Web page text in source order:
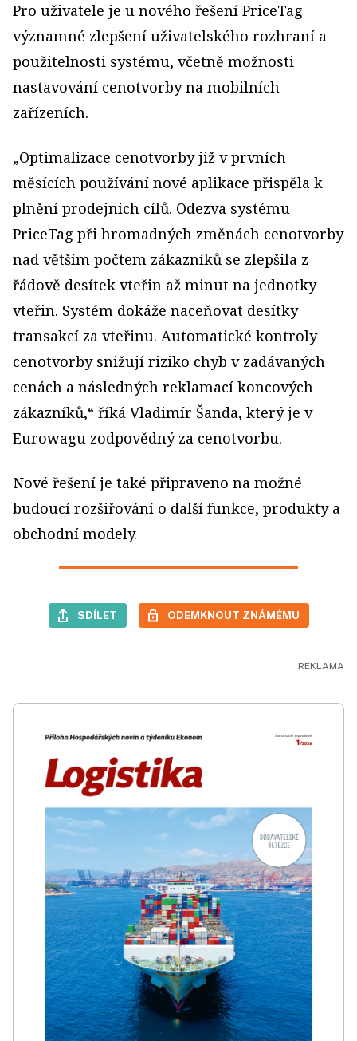
Pro uživatele je u nového řešení PriceTag
významné zlepšení uživatelského rozhraní a
použitelnosti systému, včetně možnosti
nastavování cenotvorby na mobilních
zařízeních.
„Optimalizace cenotvorby již v prvních
měsících používání nové aplikace přispěla k
plnění prodejních cílů. Odezva systému
PriceTag při hromadných změnách cenotvorby
nad větším počtem zákazníků se zlepšila z
řádově desítek vteřin až minut na jednotky
vteřin. Systém dokáže naceňovat desítky
transakcí za vteřinu. Automatické kontroly
cenotvorby snižují riziko chyb v zadávaných
cenách a následných reklamací koncových
zákazníků,“ říká Vladimír Šanda, který je v
Eurowagu zodpovědný za cenotvorbu.
Nové řešení je také připraveno na možné
budoucí rozšiřování o další funkce, produkty a
obchodní modely.
SDÍLET ODEMKNOUT ZNÁMÉMU